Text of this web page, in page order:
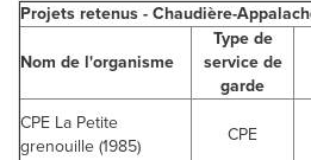
Projets retenus - Chaudière-
Nom de l'organisme
Type de
service de
garde
CPE La Petite
grenouille (1985)
CPE